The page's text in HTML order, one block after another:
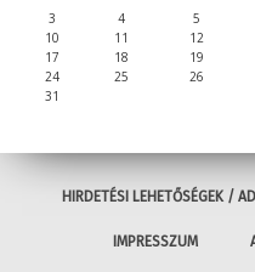
3
4 5
10
11 12
17
18 19
24
25 26
31
HIRDETÉSI LEHETŐSÉGEK /
IMPRESSZUM